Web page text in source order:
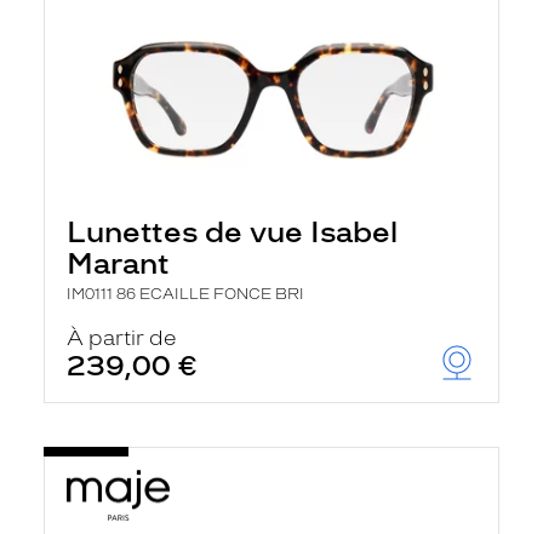
Lunettes de vue Isabel
Marant
IM0111 86 ECAILLE FONCE BRI
À partir de
239,00 €